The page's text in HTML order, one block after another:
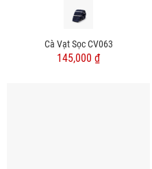
Cà Vạt Sọc CV063
145,000 ₫